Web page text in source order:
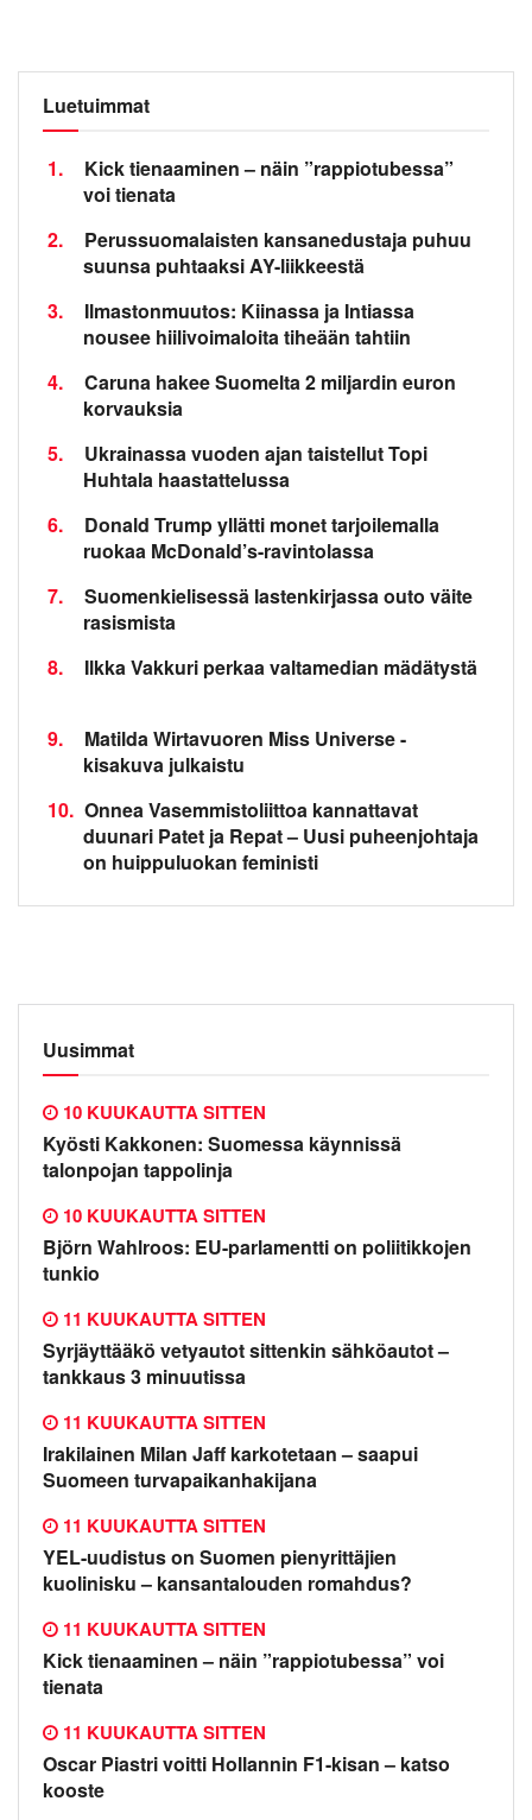
Luetuimmat
1.
Kick tienaaminen – näin ”rappiotubessa”
voi tienata
2.
Perussuomalaisten kansanedustaja puhuu
suunsa puhtaaksi AY-liikkeestä
3.
Ilmastonmuutos: Kiinassa ja Intiassa
nousee hiilivoimaloita tiheään tahtiin
4.
Caruna hakee Suomelta 2 miljardin euron
korvauksia
5.
Ukrainassa vuoden ajan taistellut Topi
Huhtala haastattelussa
6.
Donald Trump yllätti monet tarjoilemalla
ruokaa McDonald’s-ravintolassa
7.
Suomenkielisessä lastenkirjassa outo väite
rasismista
8.
Ilkka Vakkuri perkaa valtamedian mädätystä
9.
Matilda Wirtavuoren Miss Universe -
kisakuva julkaistu
10. Onnea Vasemmistoliittoa kannattavat
duunari Patet ja Repat – Uusi puheenjohtaja
on huippuluokan feministi
Uusimmat
Kyösti Kakkonen: Suomessa käynnissä
talonpojan tappolinja
10 KUUKAUTTA SITTEN
Björn Wahlroos: EU-parlamentti on poliitikkojen
tunkio
10 KUUKAUTTA SITTEN
Syrjäyttääkö vetyautot sittenkin sähköautot –
tankkaus 3 minuutissa
11 KUUKAUTTA SITTEN
Irakilainen Milan Jaff karkotetaan – saapui
Suomeen turvapaikanhakijana
11 KUUKAUTTA SITTEN
YEL-uudistus on Suomen pienyrittäjien
kuolinisku – kansantalouden romahdus?
11 KUUKAUTTA SITTEN
Kick tienaaminen – näin ”rappiotubessa” voi
tienata
11 KUUKAUTTA SITTEN
Oscar Piastri voitti Hollannin F1-kisan – katso
kooste
11 KUUKAUTTA SITTEN